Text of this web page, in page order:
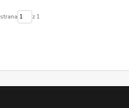
strana z 1